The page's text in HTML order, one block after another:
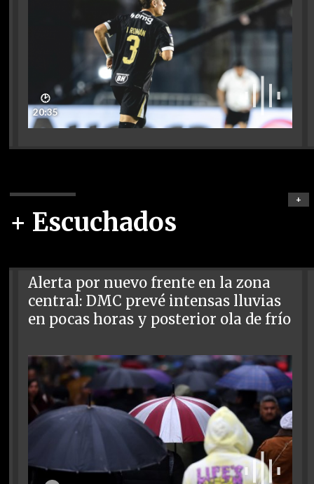
🕑
20:35
+ Escuchados
+
Alerta por nuevo frente en la zona
central: DMC prevé intensas lluvias
en pocas horas y posterior ola de frío